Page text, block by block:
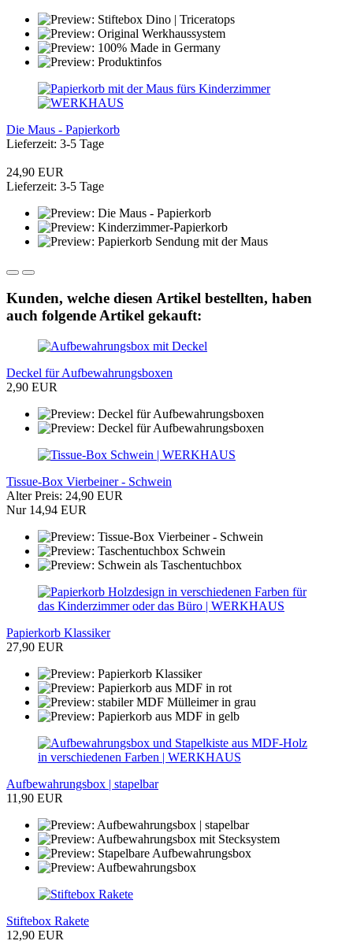
Die Maus - Papierkorb
Lieferzeit: 3-5 Tage
24,90 EUR
Lieferzeit: 3-5 Tage
Kunden, welche diesen Artikel bestellten, haben
auch folgende Artikel gekauft:
Deckel für Aufbewahrungsboxen
2,90 EUR
Tissue-Box Vierbeiner - Schwein
Alter Preis: 24,90 EUR
Nur 14,94 EUR
Papierkorb Klassiker
27,90 EUR
Aufbewahrungsbox | stapelbar
11,90 EUR
Stiftebox Rakete
12,90 EUR